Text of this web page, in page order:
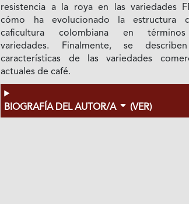
resistencia a la roya en las variedades
cómo ha evolucionado la estructura
caficultura colombiana en
variedades. Finalmente, se
características de las variedades
actuales de café.
BIOGRAFÍA DEL AUTOR/A (VER)